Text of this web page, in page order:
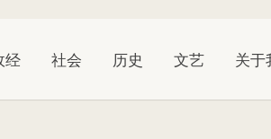
经 社会 历史 文艺 关于